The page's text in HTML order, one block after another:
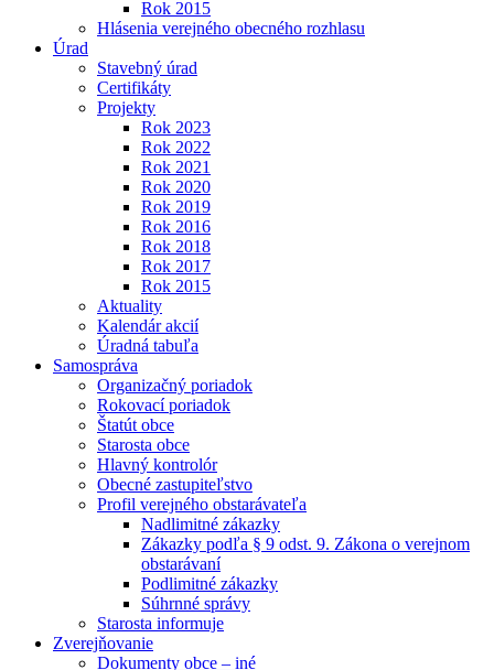
Rok 2015
Hlásenia verejného obecného rozhlasu
Úrad
Stavebný úrad
Certifikáty
Projekty
Rok 2023
Rok 2022
Rok 2021
Rok 2020
Rok 2019
Rok 2016
Rok 2018
Rok 2017
Rok 2015
Aktuality
Kalendár akcií
Úradná tabuľa
Samospráva
Organizačný poriadok
Rokovací poriadok
Štatút obce
Starosta obce
Hlavný kontrolór
Obecné zastupiteľstvo
Profil verejného obstarávateľa
Nadlimitné zákazky
Zákazky podľa § 9 odst. 9. Zákona o verejnom
obstarávaní
Podlimitné zákazky
Súhrnné správy
Starosta informuje
Zverejňovanie
Dokumenty obce – iné